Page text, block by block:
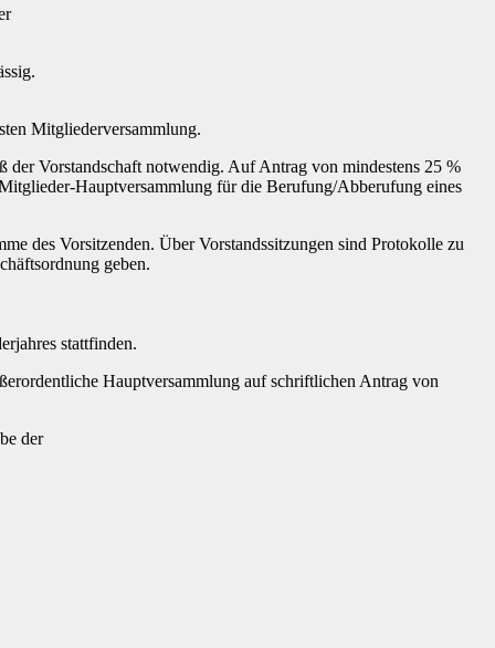
Mitgliederversammlung.
Vorstandschaft notwendig. Auf Antrag von mindestens 25 %
Hauptversammlung für die Berufung/Abberufung eines
des Vorsitzenden. Über Vorstandssitzungen sind Protokolle zu
geben.
stattfinden.
Hauptversammlung auf schriftlichen Antrag von
der